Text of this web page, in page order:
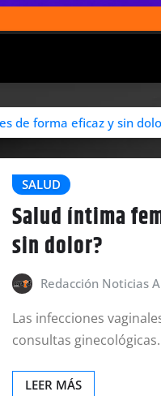
de forma eficaz y sin
SALUD
Salud íntima
sin dolor?
Redacción Noticias
Las infecciones
consultas
LEER MÁS